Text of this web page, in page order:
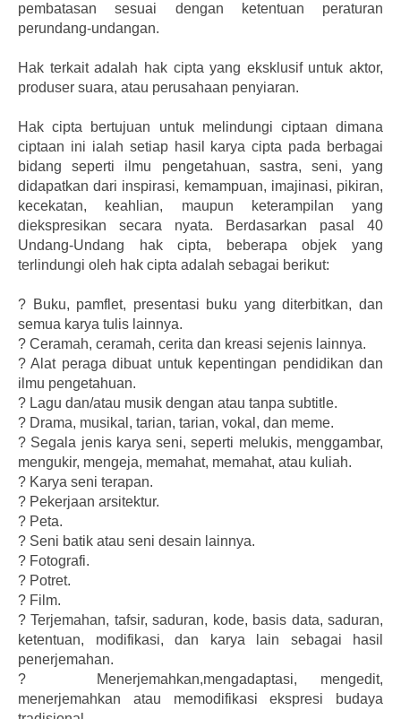
pembatasan sesuai dengan ketentuan peraturan
perundang-undangan.
Hak terkait adalah hak cipta yang eksklusif untuk aktor,
produser suara, atau perusahaan penyiaran.
Hak cipta bertujuan untuk melindungi ciptaan dimana
ciptaan ini ialah setiap hasil karya cipta pada berbagai
bidang seperti ilmu pengetahuan, sastra, seni, yang
didapatkan dari inspirasi, kemampuan, imajinasi, pikiran,
kecekatan, keahlian, maupun keterampilan yang
diekspresikan secara nyata. Berdasarkan pasal 40
Undang-Undang hak cipta, beberapa objek yang
terlindungi oleh hak cipta adalah sebagai berikut:
? Buku, pamflet, presentasi buku yang diterbitkan, dan
semua karya tulis lainnya.
? Ceramah, ceramah, cerita dan kreasi sejenis lainnya.
? Alat peraga dibuat untuk kepentingan pendidikan dan
ilmu pengetahuan.
? Lagu dan/atau musik dengan atau tanpa subtitle.
? Drama, musikal, tarian, tarian, vokal, dan meme.
? Segala jenis karya seni, seperti melukis, menggambar,
mengukir, mengeja, memahat, memahat, atau kuliah.
? Karya seni terapan.
? Pekerjaan arsitektur.
? Peta.
? Seni batik atau seni desain lainnya.
? Fotografi.
? Potret.
? Film.
? Terjemahan, tafsir, saduran, kode, basis data, saduran,
ketentuan, modifikasi, dan karya lain sebagai hasil
penerjemahan.
?
Menerjemahkan,mengadaptasi, mengedit,
menerjemahkan atau memodifikasi ekspresi budaya